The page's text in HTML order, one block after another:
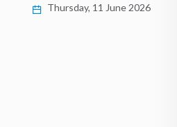
Thursday, 11 June 2026